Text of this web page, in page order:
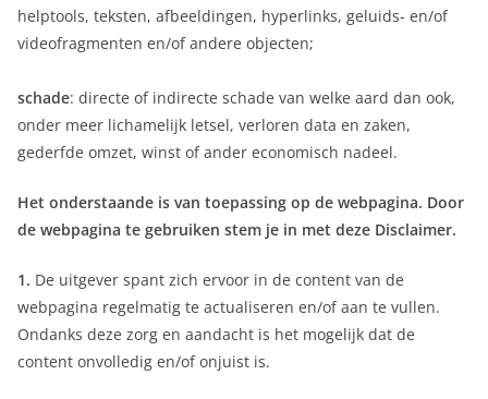
helptools, teksten, afbeeldingen, hyperlinks, geluids- en/of
videofragmenten en/of andere objecten;
schade: directe of indirecte schade van welke aard dan ook,
onder meer lichamelijk letsel, verloren data en zaken,
gederfde omzet, winst of ander economisch nadeel.
Het onderstaande is van toepassing op de webpagina. Door
de webpagina te gebruiken stem je in met deze Disclaimer.
1. De uitgever spant zich ervoor in de content van de
webpagina regelmatig te actualiseren en/of aan te vullen.
Ondanks deze zorg en aandacht is het mogelijk dat de
content onvolledig en/of onjuist is.